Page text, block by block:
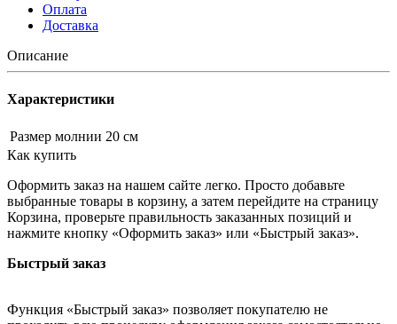
Оплата
Доставка
Описание
Характеристики
Размер молнии 20 см
Как купить
Оформить заказ на нашем сайте легко. Просто добавьте
выбранные товары в корзину, а затем перейдите на страницу
Корзина, проверьте правильность заказанных позиций и
нажмите кнопку «Оформить заказ» или «Быстрый заказ».
Быстрый заказ
Функция «Быстрый заказ» позволяет покупателю не